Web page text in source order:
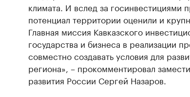
климата. И вслед за госинвестициями
потенциал территории оценили и
Главная миссия Кавказского
государства и бизнеса в реализации
совместно создавать условия для
региона», – прокомментировал
развития России Сергей Назаров.